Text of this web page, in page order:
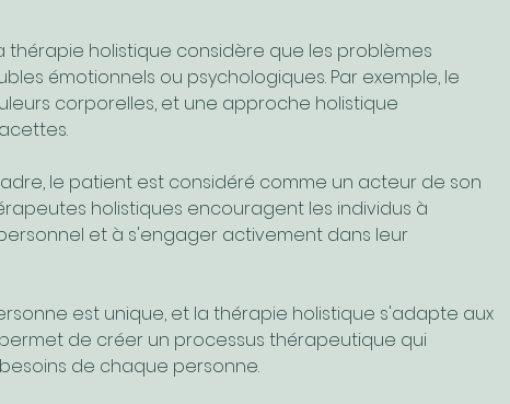
thérapie holistique considère que les problèmes
émotionnels ou psychologiques. Par exemple, le
corporelles, et une approche holistique
le patient est considéré comme un acteur de son
holistiques encouragent les individus à
et à s'engager activement dans leur
est unique, et la thérapie holistique s'adapte aux
de créer un processus thérapeutique qui
de chaque personne.